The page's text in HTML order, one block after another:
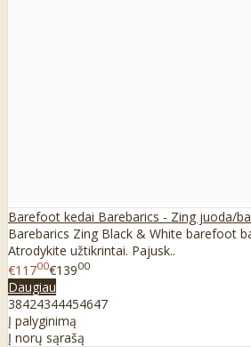
Barefoot kedai Barebarics - Zing juoda/
Barebarics Zing Black & White barefoot
Atrodykite užtikrintai. Pajusk..
€11700€13900
Daugiau
38424344454647
Į palyginimą
Į norų sąrašą